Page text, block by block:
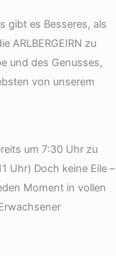
gibt es Besseres, als
ARLBERGEIRN zu
und des Genusses,
von unserem
um 7:30 Uhr zu
Uhr) Doch keine Eile –
Moment in vollen